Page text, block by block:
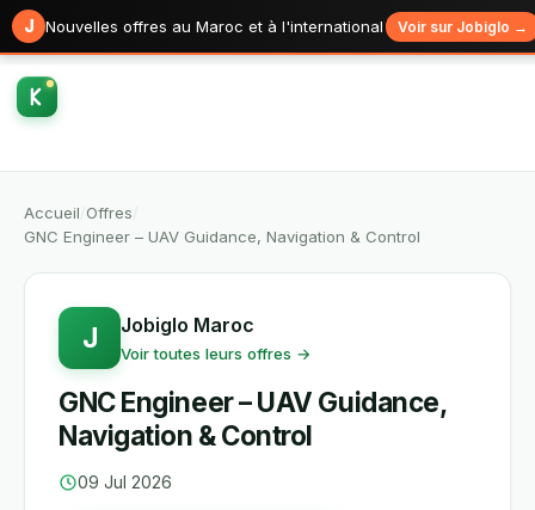
J Nouvelles offres au Maroc et à l'international Voir sur Jobiglo →
Accueil Offres
GNC Engineer – UAV Guidance, Navigation & Control
J Jobiglo Maroc
Voir toutes leurs offres →
GNC Engineer – UAV Guidance,
Navigation & Control
09 Jul 2026